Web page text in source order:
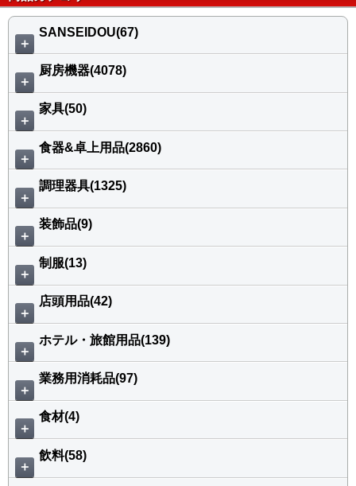
＋
SANSEIDOU(67)
＋
厨房機器(4078)
＋
家具(50)
＋
食器&卓上用品(2860)
＋
調理器具(1325)
＋
装飾品(9)
＋
制服(13)
＋
店頭用品(42)
＋
ホテル・旅館用品(139)
＋
業務用消耗品(97)
＋
食材(4)
＋
飲料(58)